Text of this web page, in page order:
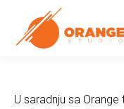
U saradnju sa